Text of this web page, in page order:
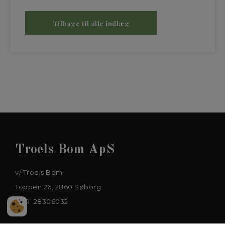
Tilbage til alle indlæg
Troels Bom ApS
v/ Troels Bom
Toppen 26, 2860 Søborg
CVR: 28306032